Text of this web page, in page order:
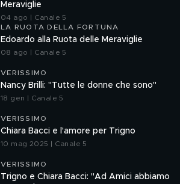
Meraviglie
04 ago | Canale 5
LA RUOTA DELLA FORTUNA
Edoardo alla Ruota delle Meraviglie
08 ago | Canale 5
VERISSIMO
Nancy Brilli: "Tutte le donne che sono"
18 gen | Canale 5
VERISSIMO
Chiara Bacci e l'amore per Trigno
10 mag 2025 | Canale 5
VERISSIMO
Trigno e Chiara Bacci: "Ad Amici abbiamo